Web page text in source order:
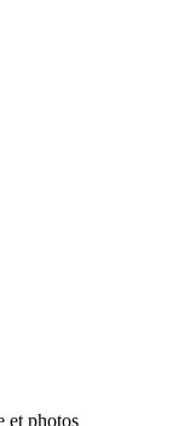
et photos